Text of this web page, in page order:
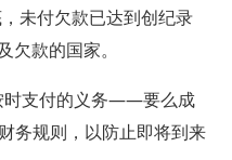
未付欠款已达到创纪录
款的国家。
时支付的义务——要么成
务规则，以防止即将到来